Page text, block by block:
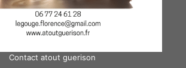
Contact atout guerison